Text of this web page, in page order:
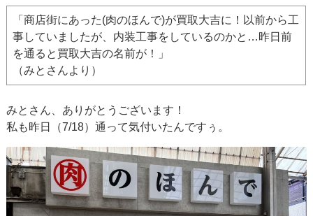
「商店街にあった(肉のほんで)が買取大吉に！以前から工
事していましたが、内装工事をしているのかと…昨日前
を通ると買取大吉の名前が！」
（みとさんより）
みとさん、ありがとうございます！
私も昨日（7/18）通って気付いたんですぅ。